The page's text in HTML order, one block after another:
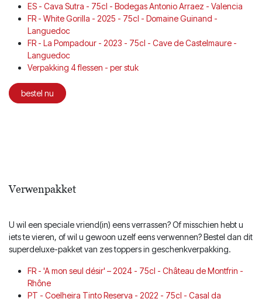
ES - Cava Sutra - 75cl - Bodegas Antonio Arraez - Valencia
FR - White Gorilla - 2025 - 75cl - Domaine Guinand -
Languedoc
FR - La Pompadour - 2023 - 75cl - Cave de Castelmaure -
Languedoc
Verpakking 4 flessen - per stuk
bestel nu
Verwenpakket
U wil een speciale vriend(in) eens verrassen? Of misschien hebt u
iets te vieren, of wil u gewoon uzelf eens verwennen? Bestel dan dit
superdeluxe-pakket van zes toppers in geschenkverpakking.
FR - 'A mon seul désir' – 2024 - 75cl - Château de Montfrin -
Rhône
PT - Coelheira Tinto Reserva - 2022 - 75cl - Casal da